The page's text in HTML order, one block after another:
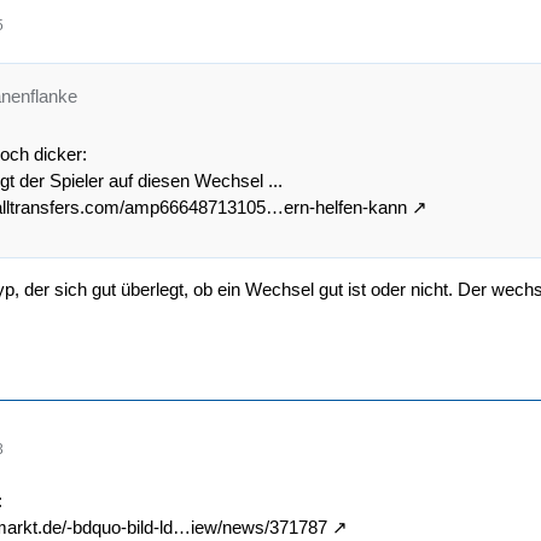
dicker:
der Spieler auf diesen Wechsel ...
amp66648713105…ern-helfen-kann
der sich gut überlegt, ob ein Wechsel gut ist oder nicht. Der
bdquo-bild-ld…iew/news/371787